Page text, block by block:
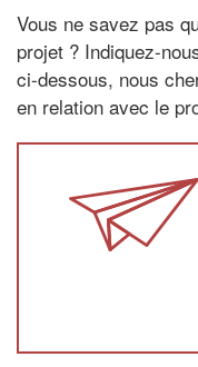
Vous ne savez pas
projet ? Indiquez-
ci-dessous, nous
en relation avec le